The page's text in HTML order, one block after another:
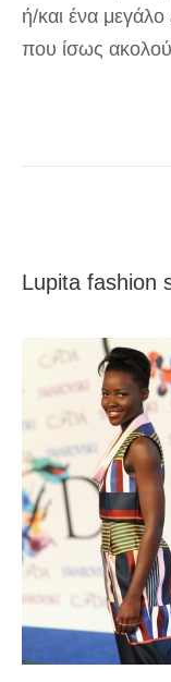
ή/και ένα
που ίσως
Lupita fashion